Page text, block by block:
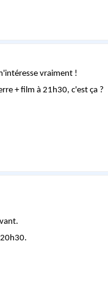
vraiment !
+ film à 21h30, c'est ça ?